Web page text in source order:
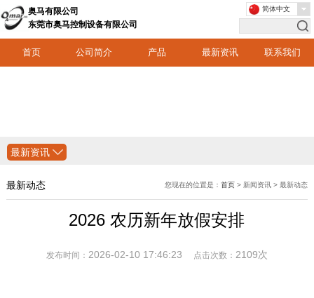
奥马有限公司
东莞市奥马控制设备有限公司
首页 公司简介 产品 最新资讯 联系我们
简体中文
最新资讯
最新动态 您现在的位置是：首页 > 新闻资讯 > 最新动态
2026 农历新年放假安排
发布时间： 2026-02-10 17:46:23 点击次数： 2109次